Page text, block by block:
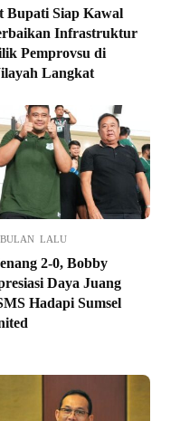
Bupati Siap Kawal
Infrastruktur
Pemprovsu di
Langkat
BULAN LALU
2-0, Bobby
Daya Juang
Hadapi Sumsel